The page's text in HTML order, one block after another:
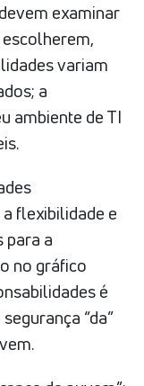
examinar
variam
a
ambiente de TI
flexibilidade e
para a
no gráfico
é
“da”